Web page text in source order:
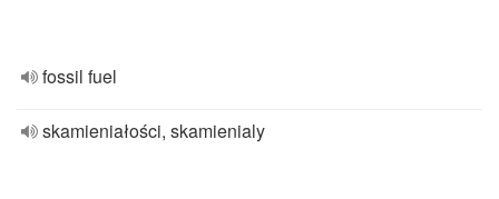
fossil fuel
skamieniałości, skamienialy